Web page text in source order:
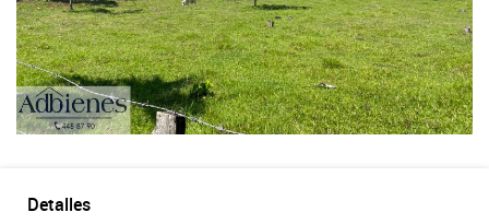
Detalles